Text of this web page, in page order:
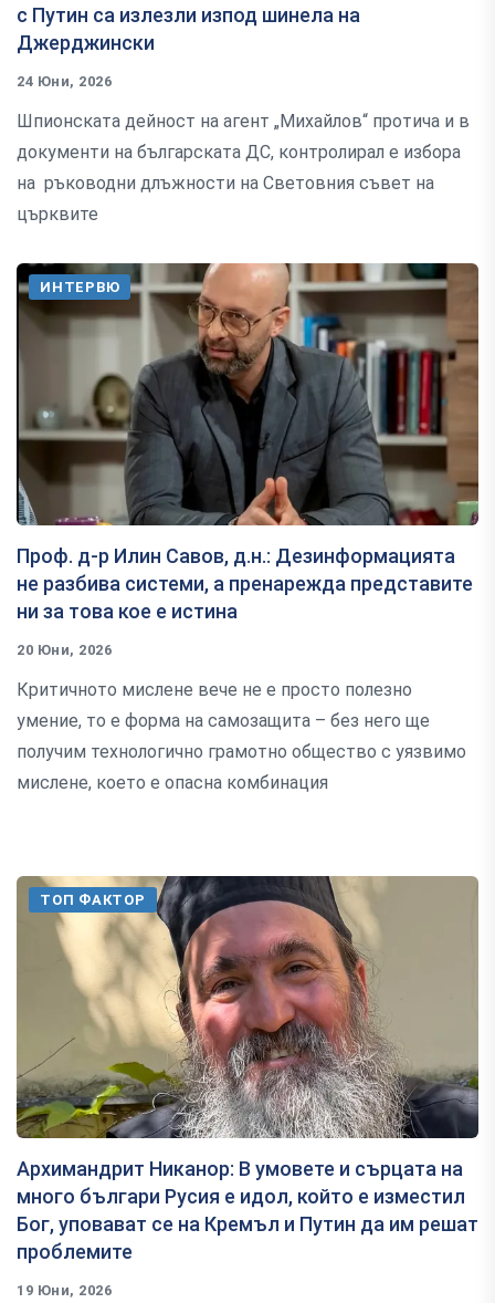
с Путин са излезли изпод шинела на
Джерджински
24 Юни, 2026
Шпионската дейност на агент „Михайлов“ протича и в
документи на българската ДС, контролирал е избора
на ръководни длъжности на Световния съвет на
църквите
ИНТЕРВЮ
Проф. д-р Илин Савов, д.н.: Дезинформацията
не разбива системи, а пренарежда представите
ни за това кое е истина
20 Юни, 2026
Критичното мислене вече не е просто полезно
умение, то е форма на самозащита – без него ще
получим технологично грамотно общество с уязвимо
мислене, което е опасна комбинация
ТОП ФАКТОР
Архимандрит Никанор: В умовете и сърцата на
много българи Русия е идол, който е изместил
Бог, уповават се на Кремъл и Путин да им решат
проблемите
19 Юни, 2026